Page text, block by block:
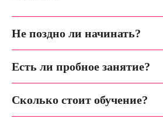
Не поздно ли начинать?
Есть ли пробное занятие?
Сколько стоит обучение?